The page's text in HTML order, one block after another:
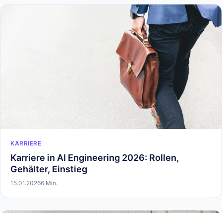
KARRIERE
Karriere in AI Engineering 2026: Rollen,
Gehälter, Einstieg
15.01.20266 Min.